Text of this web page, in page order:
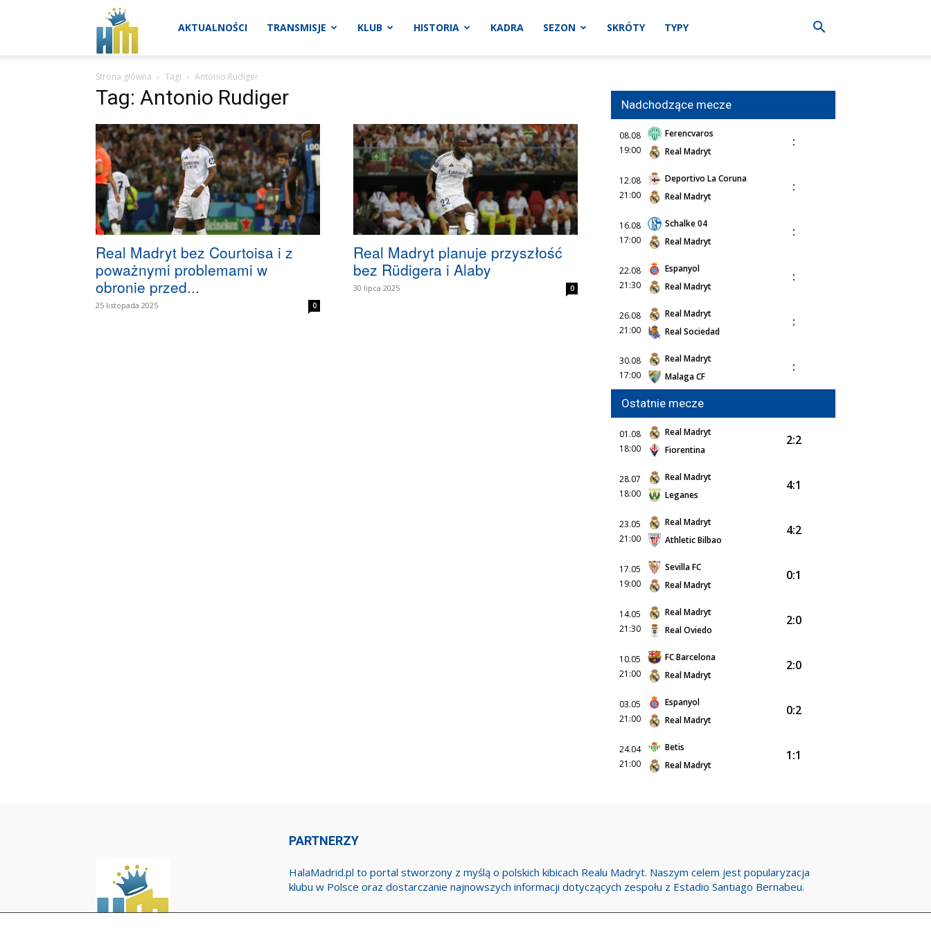
Real
Madryt
aktualności
AKTUALNOŚCI TRANSMISJE KLUB HISTORIA KADRA SEZON SKRÓTY TYPY
Strona główna Tagi Antonio Rudiger
Tag: Antonio Rudiger
Real Madryt bez Courtoisa i z
poważnymi problemami w
obronie przed...
25 listopada 2025 0
Real Madryt planuje przyszłość
bez Rüdigera i Alaby
30 lipca 2025 0
Nadchodzące mecze
08.08
19:00
Ferencvaros
Real Madryt
:
12.08
21:00
Deportivo La Coruna
Real Madryt
:
16.08
17:00
Schalke 04
Real Madryt
:
22.08
21:30
Espanyol
Real Madryt
:
26.08
21:00
Real Madryt
Real Sociedad
:
30.08
17:00
Real Madryt
Malaga CF
:
Ostatnie mecze
01.08
18:00
Real Madryt
Fiorentina
2:2
28.07
18:00
Real Madryt
Leganes
4:1
23.05
21:00
Real Madryt
Athletic Bilbao
4:2
17.05
19:00
Sevilla FC
Real Madryt
0:1
14.05
21:30
Real Madryt
Real Oviedo
2:0
10.05
21:00
FC Barcelona
Real Madryt
2:0
03.05
21:00
Espanyol
Real Madryt
0:2
24.04
21:00
Betis
Real Madryt
1:1
PARTNERZY
HalaMadrid.pl to portal stworzony z myślą o polskich kibicach Realu Madryt. Naszym celem jest popularyzacja
klubu w Polsce oraz dostarczanie najnowszych informacji dotyczących zespołu z Estadio Santiago Bernabeu.